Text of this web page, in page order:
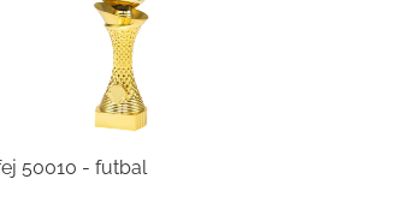
50010 - futbal